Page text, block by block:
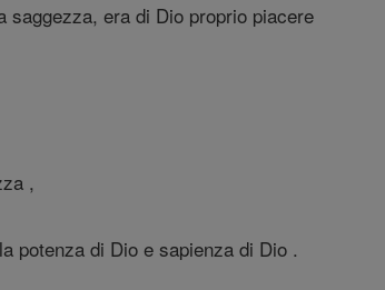
saggezza, era di Dio proprio piacere
,
potenza di Dio e sapienza di Dio .